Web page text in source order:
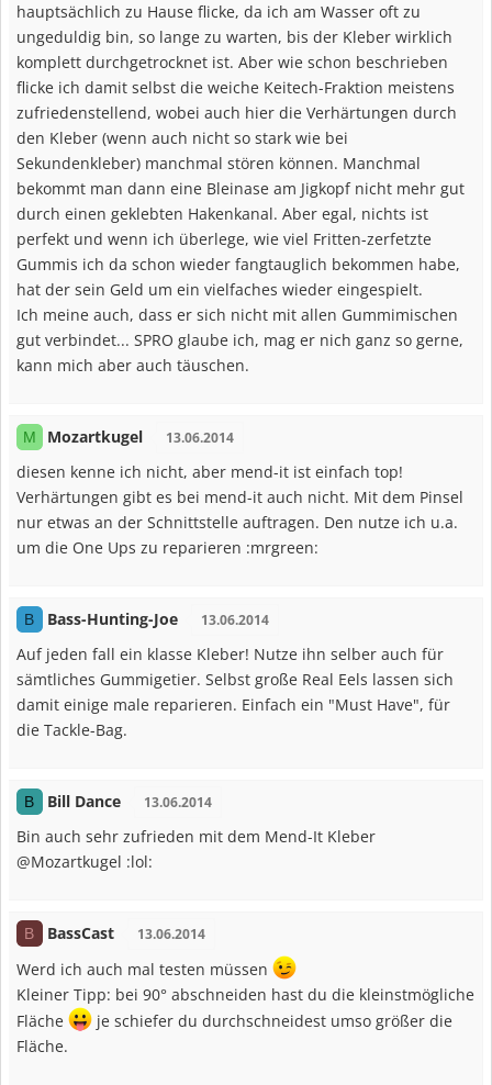
hauptsächlich zu Hause flicke, da ich am Wasser oft zu
ungeduldig bin, so lange zu warten, bis der Kleber wirklich
komplett durchgetrocknet ist. Aber wie schon beschrieben
flicke ich damit selbst die weiche Keitech-Fraktion meistens
zufriedenstellend, wobei auch hier die Verhärtungen durch
den Kleber (wenn auch nicht so stark wie bei
Sekundenkleber) manchmal stören können. Manchmal
bekommt man dann eine Bleinase am Jigkopf nicht mehr gut
durch einen geklebten Hakenkanal. Aber egal, nichts ist
perfekt und wenn ich überlege, wie viel Fritten-zerfetzte
Gummis ich da schon wieder fangtauglich bekommen habe,
hat der sein Geld um ein vielfaches wieder eingespielt.
Ich meine auch, dass er sich nicht mit allen Gummimischen
gut verbindet... SPRO glaube ich, mag er nich ganz so gerne,
kann mich aber auch täuschen.
M Mozartkugel 13.06.2014
diesen kenne ich nicht, aber mend-it ist einfach top!
Verhärtungen gibt es bei mend-it auch nicht. Mit dem Pinsel
nur etwas an der Schnittstelle auftragen. Den nutze ich u.a.
um die One Ups zu reparieren :mrgreen:
B Bass-Hunting-Joe 13.06.2014
Auf jeden fall ein klasse Kleber! Nutze ihn selber auch für
sämtliches Gummigetier. Selbst große Real Eels lassen sich
damit einige male reparieren. Einfach ein "Must Have", für
die Tackle-Bag.
B Bill Dance 13.06.2014
Bin auch sehr zufrieden mit dem Mend-It Kleber
@Mozartkugel :lol:
B BassCast 13.06.2014
Werd ich auch mal testen müssen
Kleiner Tipp: bei 90° abschneiden hast du die kleinstmögliche
Fläche
je schiefer du durchschneidest umso größer die
Fläche.